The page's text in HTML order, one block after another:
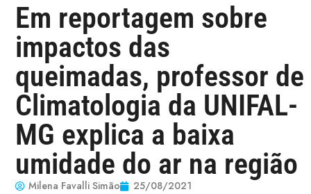
Em reportagem sobre
impactos das
queimadas, professor de
Climatologia da UNIFAL-
MG explica a baixa
umidade do ar na região
Milena Favalli Simão 25/08/2021